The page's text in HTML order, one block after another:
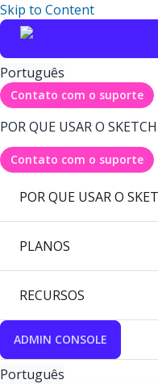
Skip to Content
Português
Contato com o suporte
POR QUE USAR O
Contato com o suporte
POR QUE USAR O
PLANOS
RECURSOS
ADMIN CONSOLE
Português